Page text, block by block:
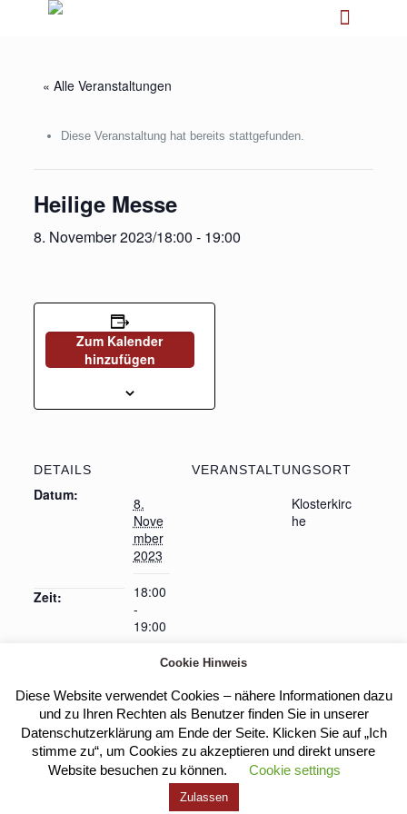
« Alle Veranstaltungen
Diese Veranstaltung hat bereits stattgefunden.
Heilige Messe
8. November 2023/18:00 - 19:00
Zum Kalender
hinzufügen
DETAILS
Datum:
8.
Nove
mber
2023
Zeit:
18:00
-
19:00
VERANSTALTUNGSORT
Klosterkirc
he
Heilige Messe Geistliche Weggemeinschaft
Kloster Heilig Kreuz |Impressum
Cookie Hinweis
Diese Website verwendet Cookies – nähere Informationen dazu
und zu Ihren Rechten als Benutzer finden Sie in unserer
Datenschutzerklärung am Ende der Seite. Klicken Sie auf „Ich
stimme zu“, um Cookies zu akzeptieren und direkt unsere
Website besuchen zu können.
Cookie settings
Zulassen